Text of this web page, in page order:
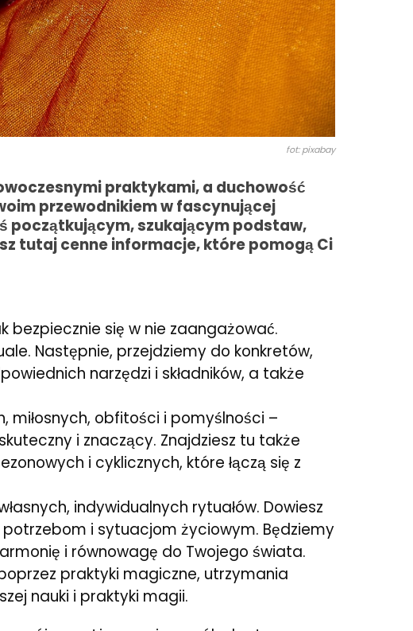
fot: pixabay
praktykami, a duchowość
przewodnikiem w fascynującej
początkującym, szukającym podstaw,
tutaj cenne informacje, które pomogą Ci
bezpiecznie się w nie zaangażować.
Następnie, przejdziemy do konkretów,
narzędzi i składników, a także
miłosnych, obfitości i pomyślności –
i znaczący. Znajdziesz tu także
i cyklicznych, które łączą się z
indywidualnych rytuałów. Dowiesz
i sytuacjom życiowym. Będziemy
i równowagę do Twojego świata.
praktyki magiczne, utrzymania
nauki i praktyki magii.